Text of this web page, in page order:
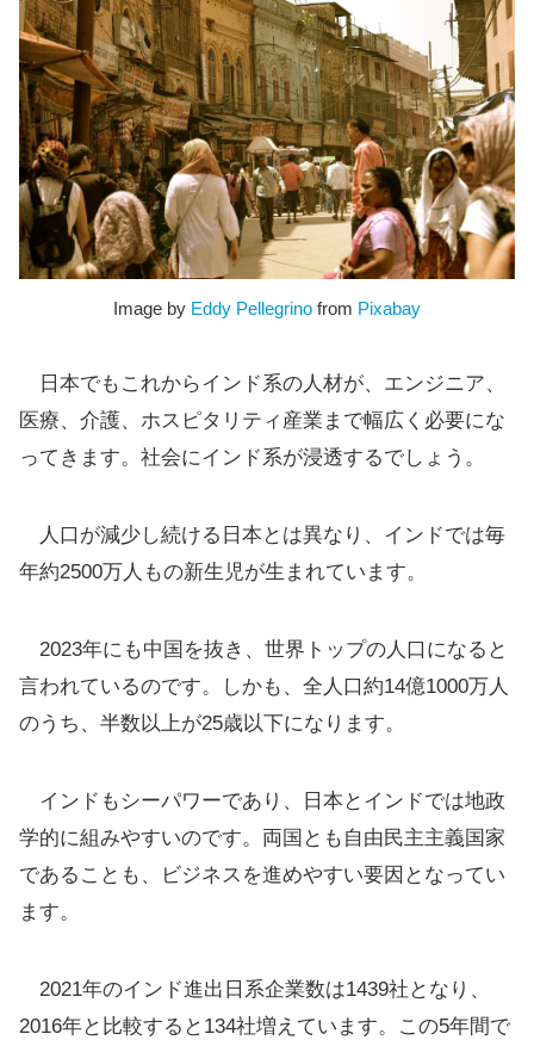
Image by Eddy Pellegrino from Pixabay
日本でもこれからインド系の人材が、エンジニア、
医療、介護、ホスピタリティ産業まで幅広く必要にな
ってきます。社会にインド系が浸透するでしょう。
人口が減少し続ける日本とは異なり、インドでは毎
年約2500万人もの新生児が生まれています。
2023年にも中国を抜き、世界トップの人口になると
言われているのです。しかも、全人口約14億1000万人
のうち、半数以上が25歳以下になります。
インドもシーパワーであり、日本とインドでは地政
学的に組みやすいのです。両国とも自由民主主義国家
であることも、ビジネスを進めやすい要因となってい
ます。
2021年のインド進出日系企業数は1439社となり、
2016年と比較すると134社増えています。この5年間で